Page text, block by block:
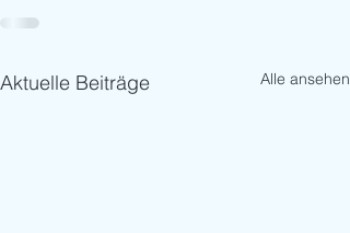
Aktuelle Beiträge Alle ansehen